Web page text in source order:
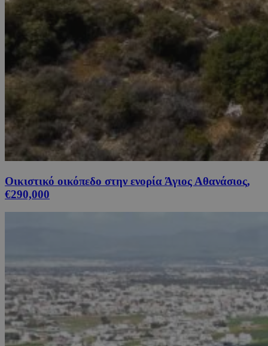
Οικιστικό οικόπεδο στην ενορία Άγιος Αθανάσιος,
€290,000